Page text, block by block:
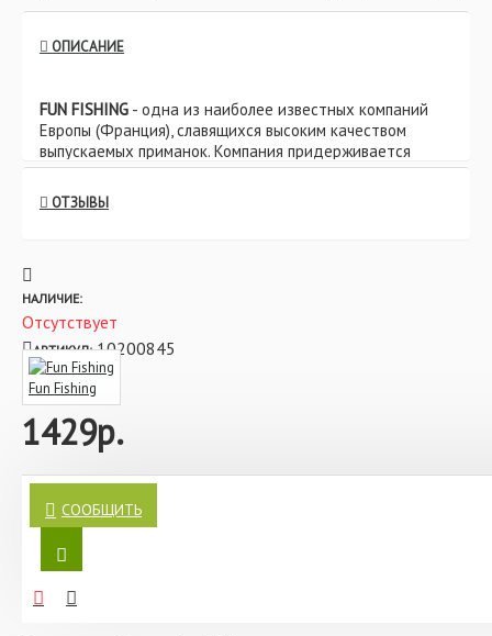
ОПИСАНИЕ
FUN FISHING - одна из наиболее известных компаний
Европы (Франция), славящихся высоким качеством
выпускаемых приманок. Компания придерживается
строгих критериев в разработке и производстве
приманок. Чтобы иметь возможность гарантировать
высокую эффективность линеек своих приманок и
ДипFun Fishing Classic
России, и проверенная годами классика для французов
и других европейских рыболовов. Выпускается во
Франции с 1994 года и уже успела завоевать тысячи
поклонников.Посмотрите на ценник! Это
беспрецедентный случай такой низкой стоимости при
таком высоком качестве!
впервые, когда продукция европейского производства в
нашей стране имеют стоимость ниже, чем в самой
Европе! Успех линейки CLASSIC на озерах и реках в
течение долгих лет, позволяет с уверенностью
рекомендовать ее для самых разных водоемов и
абсолютно всем рыболовам от любительских сессий до
серьезных соревнований!
ОТЗЫВЫ
1429р.
НАЛИЧИЕ:
Отсутствует
АРТИКУЛ: 10200845
Fun Fishing
СООБЩИТЬ
Дип Fun Fishing Classic Mussel & Crab (Ракушка & Краб)
это не просто приманка, это ключ к невероятным уловам и
незабываемым моментам на рыбалке. Представьте, как ваша
удочка резко сгибается под напором крупного карпа, а вы с
стал вашим секретным оружием.